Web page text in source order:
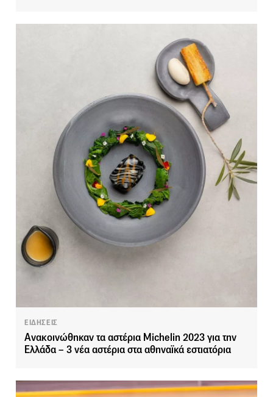
ΕΙΔΗΣΕΙΣ
Ανακοινώθηκαν τα αστέρια Michelin 2023 για την
Ελλάδα – 3 νέα αστέρια στα αθηναϊκά εστιατόρια